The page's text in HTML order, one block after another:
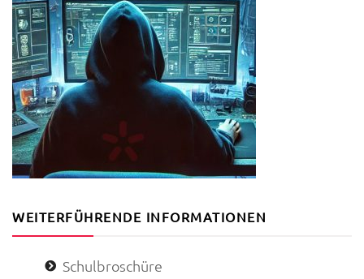
WEITERFÜHRENDE INFORMATIONEN
Schulbroschüre